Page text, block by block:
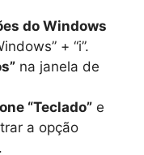
do Windows
+ “i”.
na janela de
“Teclado” e
a opção